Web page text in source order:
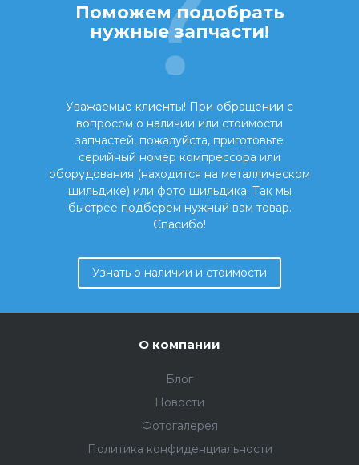
Поможем подобрать
нужные запчасти!
Уважаемые клиенты! При обращении с
вопросом о наличии или стоимости
запчастей, пожалуйста, приготовьте
серийный номер компрессора или
оборудования (находится на металлическом
шильдике) или фото шильдика. Так мы
быстрее подберем нужный вам товар.
Спасибо!
Узнать о наличии и стоимости
О компании
Блог
Новости
Фотогалерея
Политика конфиденциальности